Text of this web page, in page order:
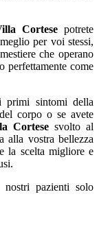
Cortesepotrete
per voi stessi,
che operano
perfettamente come
primi sintomi della
corpo o se avete
Cortesesvolto al
alla vostra bellezza
la scelta migliore e
pazienti solo